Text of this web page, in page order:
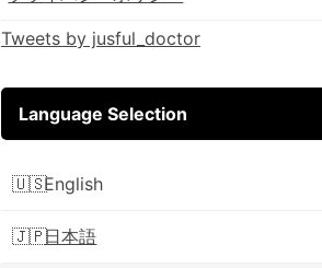
Tweets by jusful_doctor
Language Selection
English
日本語